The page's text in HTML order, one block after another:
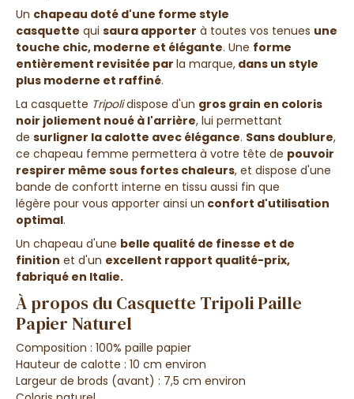
Un chapeau doté d'une forme style
casquette qui saura apporter à toutes vos tenues une
touche chic, moderne et élégante. Une forme
entièrement revisitée par la marque, dans un style
plus moderne et raffiné.
La casquette Tripolidispose d'un gros grain en coloris
noir joliement noué à l'arrière, lui permettant
de surligner la calotte avec élégance. Sans doublure,
ce chapeau femme permettera à votre tête de pouvoir
respirer même sous fortes chaleurs, et dispose d'une
bande de confortt interne en tissu aussi fin que
légère pour vous apporter ainsi un confort d'utilisation
optimal.
Un chapeau d'une belle qualité de finesse et de
finition et d'un excellent rapport qualité-prix,
fabriqué en Italie.
À propos du Casquette Tripoli Paille
Papier Naturel
Composition : 100% paille papier
Hauteur de calotte : 10 cm environ
Largeur de brods (avant) : 7,5 cm environ